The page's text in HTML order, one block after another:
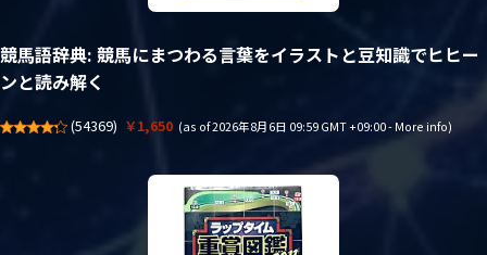
競馬語辞典: 競馬にまつわる言葉をイラストと豆知識でヒヒー
ンと読み解く
(54369) ￥1,650 (as of 2026年8月6日 09:59 GMT +09:00 - More info)